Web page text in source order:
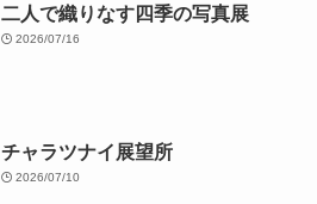
二人で織りなす四季の写真展
2026/07/16
チャラツナイ展望所
2026/07/10